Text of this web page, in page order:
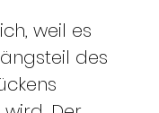
weil es
des